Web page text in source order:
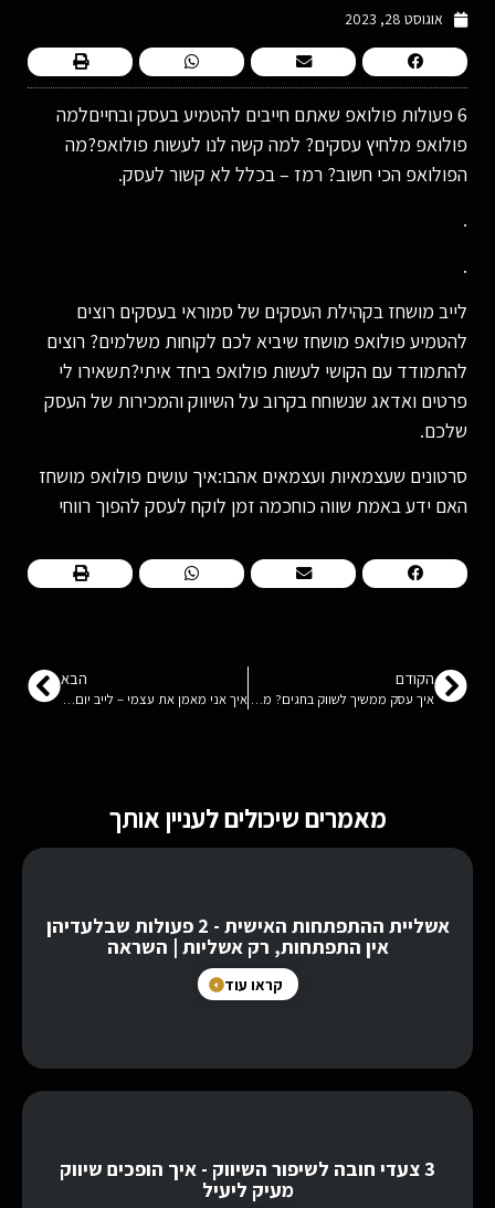
אוגוסט 28, 2023
6 פעולות פולואפ שאתם חייבים להטמיע בעסק ובחייםלמה
פולואפ מלחיץ עסקים? למה קשה לנו לעשות פולואפ?מה
הפולואפ הכי חשוב? רמז – בכלל לא קשור לעסק.
.
.
לייב מושחז בקהילת העסקים של סמוראי בעסקים רוצים
להטמיע פולואפ מושחז שיביא לכם לקוחות משלמים? רוצים
להתמודד עם הקושי לעשות פולואפ ביחד איתי?תשאירו לי
פרטים ואדאג שנשוחח בקרוב על השיווק והמכירות של העסק
שלכם.
סרטונים שעצמאיות ועצמאים אהבו:איך עושים פולואפ מושחז
האם ידע באמת שווה כוחכמה זמן לוקח לעסק להפוך רווחי
הקודם
איך עסק ממשיך לשווק בחגים? מה לעשות ואיך טכנולוגיה עוזרת? ראיון לייב עם מנכ"ל חברת שלח מסר אסף שטרן
הבא
איך אני מאמן את עצמי – לייב יום הולדת + סקופ אישי
מאמרים שיכולים לעניין אותך
אשליית ההתפתחות האישית - 2 פעולות שבלעדיהן
אין התפתחות, רק אשליות | השראה
קראו עוד
3 צעדי חובה לשיפור השיווק - איך הופכים שיווק
מעיק ליעיל